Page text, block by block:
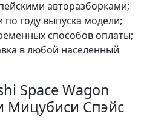
авторазборками;
году выпуска модели;
способов оплаты;
в любой населенный
Space Wagon
Мицубиси Спэйс